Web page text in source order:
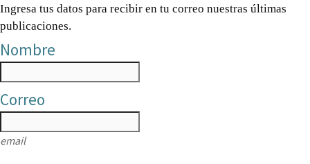
Ingresa tus datos para recibir en tu correo nuestras últimas
publicaciones.
Nombre
Correo
email